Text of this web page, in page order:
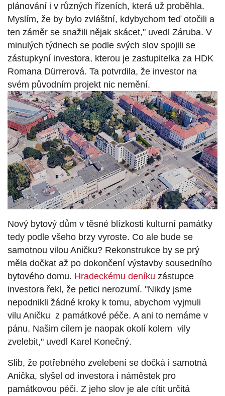
plánování i v různých řízeních, která už proběhla.
Myslím, že by bylo zvláštní, kdybychom teď otočili a
ten záměr se snažili nějak skácet," uvedl Záruba. V
minulých týdnech se podle svých slov spojili se
zástupkyní investora, kterou je zastupitelka za HDK
Romana Dürrerová. Ta potvrdila, že investor na
svém původním projekt nic nemění.
Nový bytový dům v těsné blízkosti kulturní památky
tedy podle všeho brzy vyroste. Co ale bude se
samotnou vilou Aničku? Rekonstrukce by se prý
měla dočkat až po dokončení výstavby sousedního
bytového domu. Hradeckému deníku zástupce
investora řekl, že petici nerozumí. "Nikdy jsme
nepodnikli žádné kroky k tomu, abychom vyjmuli
vilu Aničku z památkové péče. A ani to nemáme v
pánu. Našim cílem je naopak okolí kolem vily
zvelebit," uvedl Karel Konečný.
Slib, že potřebného zvelebení se dočká i samotná
Anička, slyšel od investora i náměstek pro
památkovou péči. Z jeho slov je ale cítit určitá